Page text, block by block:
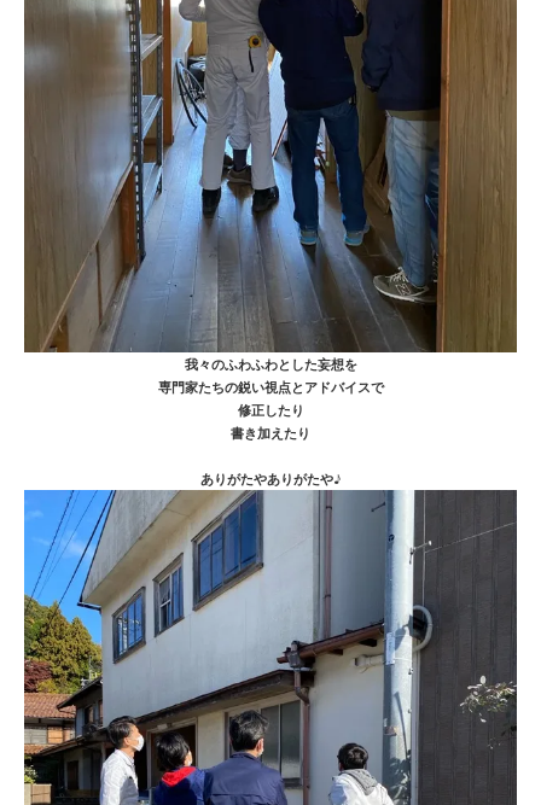
我々のふわふわとした妄想を
専門家たちの鋭い視点とアドバイスで
修正したり
書き加えたり
ありがたやありがたや♪